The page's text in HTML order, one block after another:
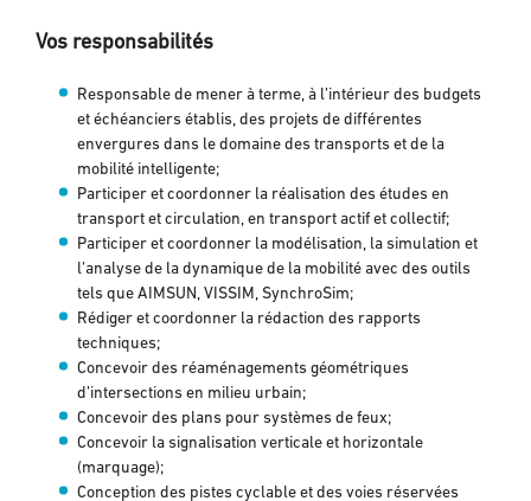
Vos responsabilités
Responsable de mener à terme, à l’intérieur des budgets
et échéanciers établis, des projets de différentes
envergures dans le domaine des transports et de la
mobilité intelligente;
Participer et coordonner la réalisation des études en
transport et circulation, en transport actif et collectif;
Participer et coordonner la modélisation, la simulation et
l’analyse de la dynamique de la mobilité avec des outils
tels que AIMSUN, VISSIM, SynchroSim;
Rédiger et coordonner la rédaction des rapports
techniques;
Concevoir des réaménagements géométriques
d’intersections en milieu urbain;
Concevoir des plans pour systèmes de feux;
Concevoir la signalisation verticale et horizontale
(marquage);
Conception des pistes cyclable et des voies réservées